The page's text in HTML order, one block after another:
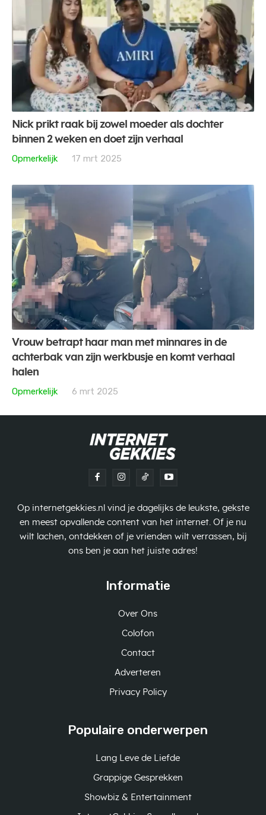
Nick prikt raak bij zowel moeder als dochter
binnen 2 weken en doet zijn verhaal
Opmerkelijk
17 mrt 2025
Vrouw betrapt haar man met minnares in de
achterbak van zijn werkbusje en komt verhaal
halen
Opmerkelijk
6 mrt 2025
Op internetgekkies.nl vind je dagelijks de leukste, gekste
en meest opvallende content van het internet. Of je nu
wilt lachen, ontdekken of je vrienden wilt verrassen, bij
ons ben je aan het juiste adres!
Informatie
Over Ons
Colofon
Contact
Adverteren
Privacy Policy
Populaire onderwerpen
Lang Leve de Liefde
Grappige Gesprekken
Showbiz & Entertainment